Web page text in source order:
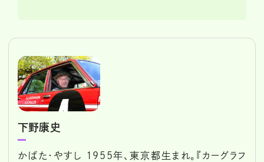
下野康史
かばた・やすし 1955年、東京都生まれ。『カーグラフ